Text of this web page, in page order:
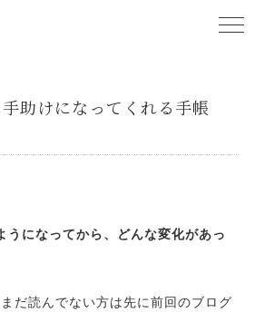
助けになってくれる手帳
うになってから、どんな変化があっ
だ読んでない方は先に前回のブログ